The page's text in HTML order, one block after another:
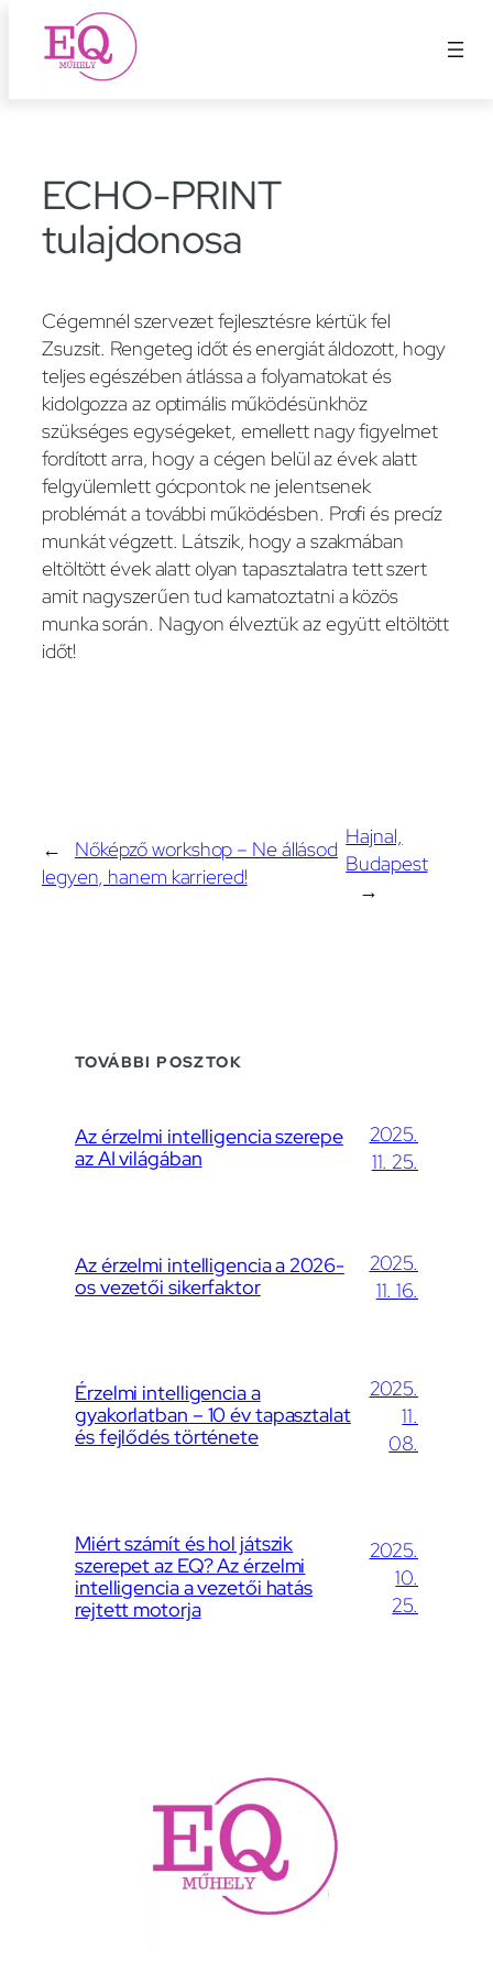
Ugrás
ECHO-PRINT
tulajdonosa
Cégemnél szervezet fejlesztésre kértük fel
Zsuzsit. Rengeteg időt és energiát áldozott, hogy
teljes egészében átlássa a folyamatokat és
kidolgozza az optimális működésünkhöz
szükséges egységeket, emellett nagy figyelmet
fordított arra, hogy a cégen belül az évek alatt
felgyülemlett gócpontok ne jelentsenek
problémát a további működésben. Profi és precíz
munkát végzett. Látszik, hogy a szakmában
eltöltött évek alatt olyan tapasztalatra tett szert
amit nagyszerűen tud kamatoztatni a közös
munka során. Nagyon élveztük az együtt eltöltött
időt!
←
Nőképző workshop – Ne állásod
legyen, hanem karriered!
Hajnal,
Budapest
→
TOVÁBBI POSZTOK
Az érzelmi intelligencia szerepe
az AI világában
2025.
11. 25.
Az érzelmi intelligencia a 2026-
os vezetői sikerfaktor
2025.
11. 16.
Érzelmi intelligencia a
gyakorlatban – 10 év tapasztalat
és fejlődés története
2025.
11.
08.
Miért számít és hol játszik
szerepet az EQ? Az érzelmi
intelligencia a vezetői hatás
rejtett motorja
2025.
10.
25.